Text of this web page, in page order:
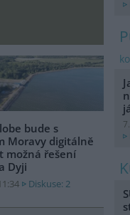
bude s
Moravy digitálně
možná řešení
Dyji
Diskuse: 2